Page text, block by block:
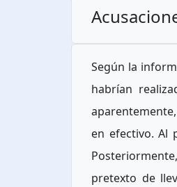
Según la
habrían
en efectivo. Al
pretexto de